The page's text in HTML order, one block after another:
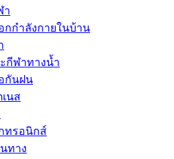
า
กำลังกายในบ้าน
กีฬาทางน้ำ
กันฝน
นส
ทรอนิกส์
นทาง